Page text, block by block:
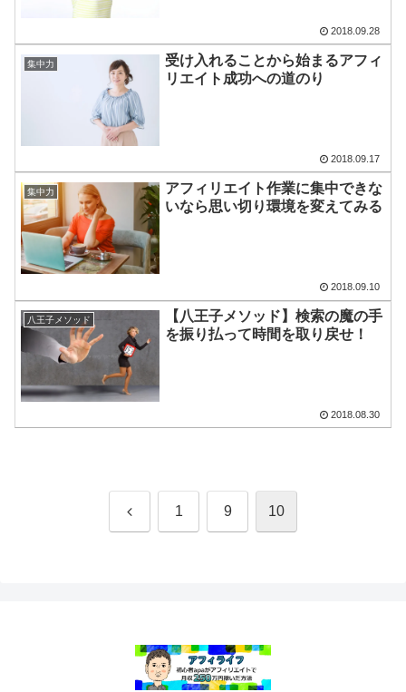
2018.09.28
集中力
受け入れることから始まるアフィ
リエイト成功への道のり
2018.09.17
集中力
アフィリエイト作業に集中できな
いなら思い切り環境を変えてみる
2018.09.10
八王子メソッド
【八王子メソッド】検索の魔の手
を振り払って時間を取り戻せ！
2018.08.30
前 1 9 10